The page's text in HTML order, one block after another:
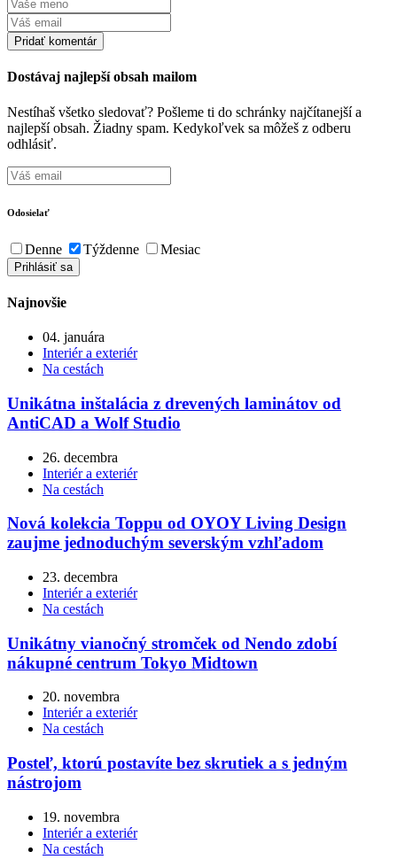
Dostávaj najlepší obsah mailom
Nestíhaš všetko sledovať? Pošleme ti do schránky najčítanejší a
najlepší obsah. Žiadny spam. Kedykoľvek sa môžeš z odberu
odhlásiť.
Odosielať
Denne Týždenne Mesiac
Najnovšie
04. januára
Interiér a exteriér
Na cestách
Unikátna inštalácia z drevených laminátov od
AntiCAD a Wolf Studio
26. decembra
Interiér a exteriér
Na cestách
Nová kolekcia Toppu od OYOY Living Design
zaujme jednoduchým severským vzhľadom
23. decembra
Interiér a exteriér
Na cestách
Unikátny vianočný stromček od Nendo zdobí
nákupné centrum Tokyo Midtown
20. novembra
Interiér a exteriér
Na cestách
Posteľ, ktorú postavíte bez skrutiek a s jedným
nástrojom
19. novembra
Interiér a exteriér
Na cestách